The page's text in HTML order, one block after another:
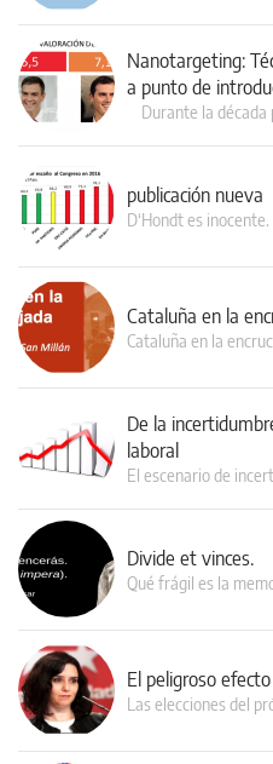
Nanotargeting:
a punto de
Durante la década
publicación nueva
D‘Hondt es
Cataluña en la
Cataluña en la
De la
laboral
El escenario de
Divide et vinces.
Qué frágil es la
El peligroso
Las elecciones del